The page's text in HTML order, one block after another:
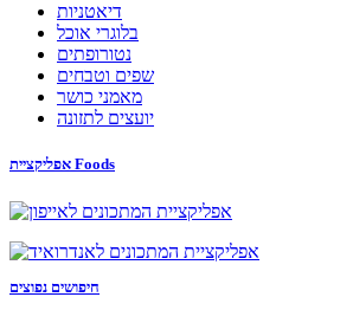
דיאטניות
בלוגרי אוכל
נטורופתים
שפים וטבחים
מאמני כושר
יועצים לתזונה
אפליקציית Foods
חיפושים נפוצים